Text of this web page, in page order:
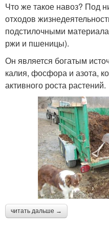
Что же такое навоз? Под
отходов
подстилочными
ржи и пшеницы).
Он является богатым
калия, фосфора и азота,
активного роста растений.
читать дальше →